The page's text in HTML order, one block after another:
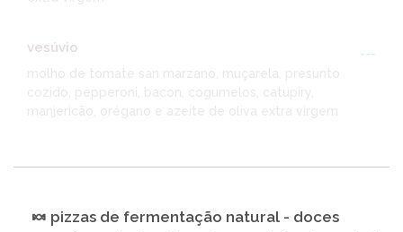
vesúvio
---
cozido, pepperoni, bacon, cogumelos, catupiry,
manjericão, orégano e azeite de oliva extra virgem
🍬 pizzas de fermentação natural - doces